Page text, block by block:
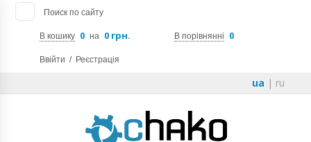
Поиск по сайту
В кошику 0 на 0 грн. В порівнянні 0
Ввійти / Реєстрація
ua | ru